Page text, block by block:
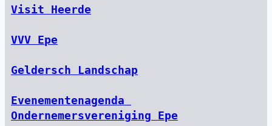
Visit Heerde
VVV Epe
Geldersch Landschap
Evenementenagenda
Ondernemersvereniging Epe